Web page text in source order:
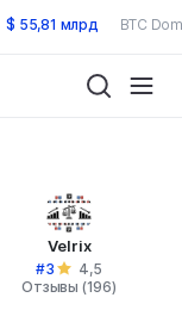
$ 55,81 млрд BTC
Velrix
#3
4,5
Отзывы (196)